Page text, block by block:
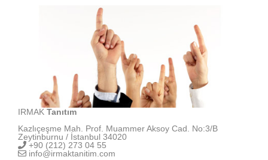
IRMAK Tanıtım
Kazlıçeşme Mah. Prof. Muammer Aksoy Cad. No:3/B
Zeytinburnu / İstanbul 34020
+90 (212) 273 04 55
info@irmaktanitim.com